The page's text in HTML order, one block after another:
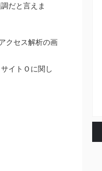
だと言えま
クセス解析の画
イトＯに関し